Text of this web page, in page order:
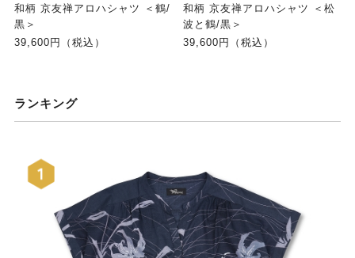
和柄 京友禅アロハシャツ ＜鶴/
黒＞
39,600円（税込）
和柄 京友禅アロハシャツ ＜松
波と鶴/黒＞
39,600円（税込）
ランキング